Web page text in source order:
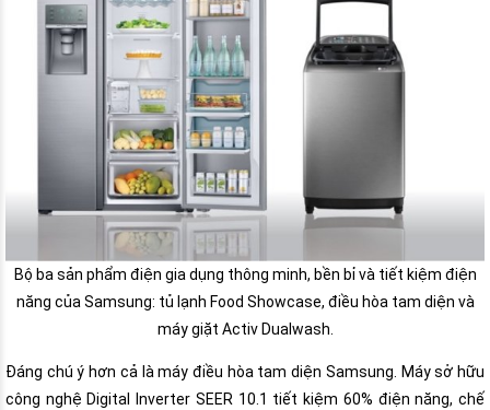
Bộ ba sản phẩm điện gia dụng thông minh, bền bỉ và tiết kiệm điện
năng của Samsung: tủ lạnh Food Showcase, điều hòa tam diện và
máy giặt Activ Dualwash.
Đáng chú ý hơn cả là máy điều hòa tam diện Samsung. Máy sở hữu
công nghệ Digital Inverter SEER 10.1 tiết kiệm 60% điện năng, chế